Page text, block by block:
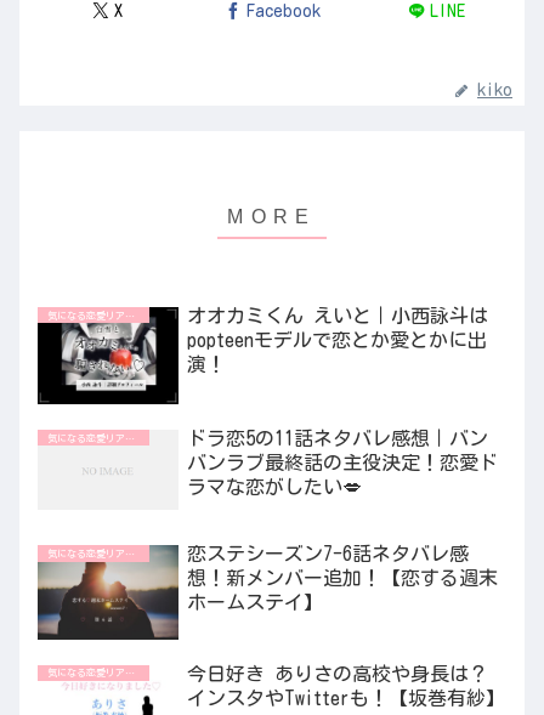
X Facebook LINE
kiko
気になる恋愛リアリティ番組
オオカミくん えいと｜小西詠斗は
popteenモデルで恋とか愛とかに出
演！
気になる恋愛リアリティ番組
ドラ恋5の11話ネタバレ感想｜バン
バンラブ最終話の主役決定！恋愛ド
ラマな恋がしたい💋
気になる恋愛リアリティ番組
恋ステシーズン7-6話ネタバレ感
想！新メンバー追加！【恋する週末
ホームステイ】
気になる恋愛リアリティ番組
今日好き ありさの高校や身長は？
インスタやTwitterも！【坂巻有紗】